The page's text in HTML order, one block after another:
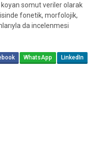
somut veriler olarak
fonetik, morfolojik,
da incelenmesi
WhatsApp LinkedIn